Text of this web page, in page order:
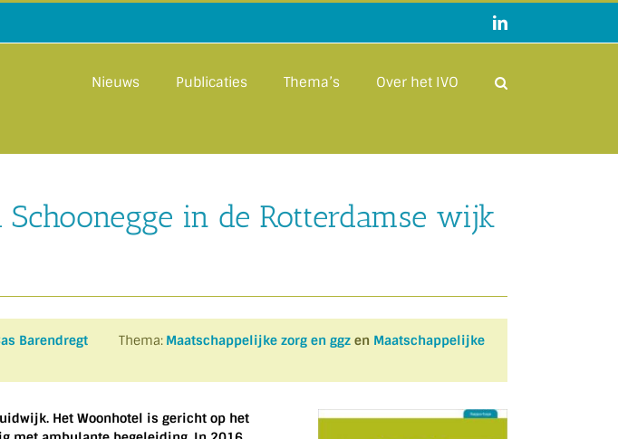
LinkedIn
Nieuws Publicaties Thema’s Over het IVO
in de Rotterdamse wijk
Barendregt Thema: Maatschappelijke zorg en ggz en Maatschappelijke
Het Woonhotel is gericht op het